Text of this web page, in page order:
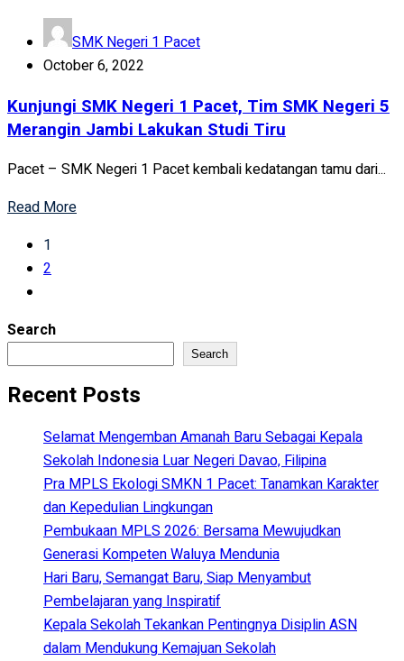
SMK Negeri 1 Pacet
October 6, 2022
Kunjungi SMK Negeri 1 Pacet, Tim SMK Negeri 5
Merangin Jambi Lakukan Studi Tiru
Pacet – SMK Negeri 1 Pacet kembali kedatangan tamu dari...
Read More
1
2
Search
Search
Recent Posts
Selamat Mengemban Amanah Baru Sebagai Kepala
Sekolah Indonesia Luar Negeri Davao, Filipina
Pra MPLS Ekologi SMKN 1 Pacet: Tanamkan Karakter
dan Kepedulian Lingkungan
Pembukaan MPLS 2026: Bersama Mewujudkan
Generasi Kompeten Waluya Mendunia
Hari Baru, Semangat Baru, Siap Menyambut
Pembelajaran yang Inspiratif
Kepala Sekolah Tekankan Pentingnya Disiplin ASN
dalam Mendukung Kemajuan Sekolah